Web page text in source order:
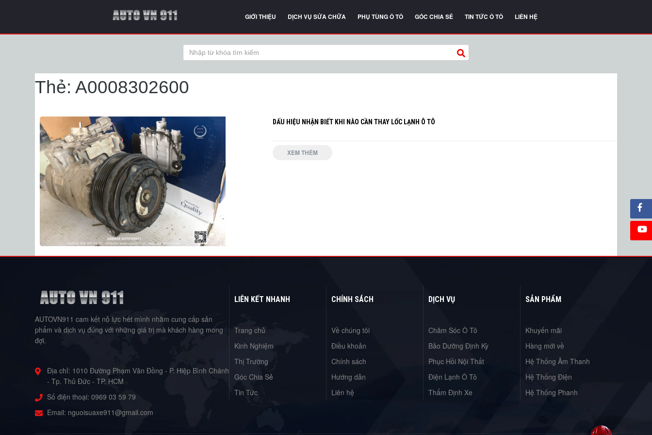
GIỚI THIỆU DỊCH VỤ SỬA CHỮA PHỤ TÙNG Ô TÔ GÓC CHIA SẺ TIN TỨC Ô TÔ LIÊN HỆ
Thẻ: A0008302600
DẤU HIỆU NHẬN BIẾT KHI NÀO CẦN THAY LỐC LẠNH Ô TÔ
XEM THÊM
AUTOVN911 cam kết nỗ lực hết mình nhằm cung cấp sản
phẩm và dịch vụ đúng với những giá trị mà khách hàng mong
đợi.
Địa chỉ: 1010 Đường Phạm Văn Đồng - P. Hiệp Bình Chánh
- Tp. Thủ Đức - TP. HCM
Số điện thoại: 0969 03 59 79
Email: nguoisuaxe911@gmail.com
LIÊN KẾT NHANH
Trang chủ
Kinh Nghiệm
Thị Trường
Góc Chia Sẻ
Tin Tức
CHÍNH SÁCH
Về chúng tôi
Điều khoản
Chính sách
Hướng dẫn
Liên hệ
DỊCH VỤ
Chăm Sóc Ô Tô
Bảo Dưỡng Định Kỳ
Phục Hồi Nội Thất
Điện Lạnh Ô Tô
Thẩm Định Xe
SẢN PHẨM
Khuyến mãi
Hàng mới về
Hệ Thống Âm Thanh
Hệ Thống Điện
Hệ Thống Phanh